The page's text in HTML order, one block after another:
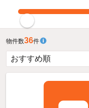
物件数36件